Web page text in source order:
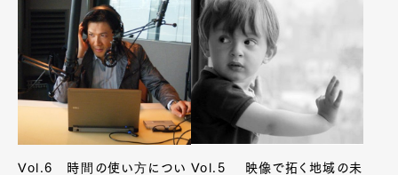
Vol.6 時間の使い方につい Vol.5 映像で拓く地域の未